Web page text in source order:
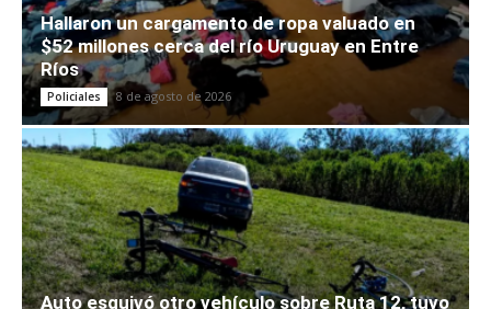
Hallaron un cargamento de ropa valuado en
$52 millones cerca del río Uruguay en Entre
Ríos
Policiales 8 de agosto de 2026
Auto esquivó otro vehículo sobre Ruta 12, tuvo